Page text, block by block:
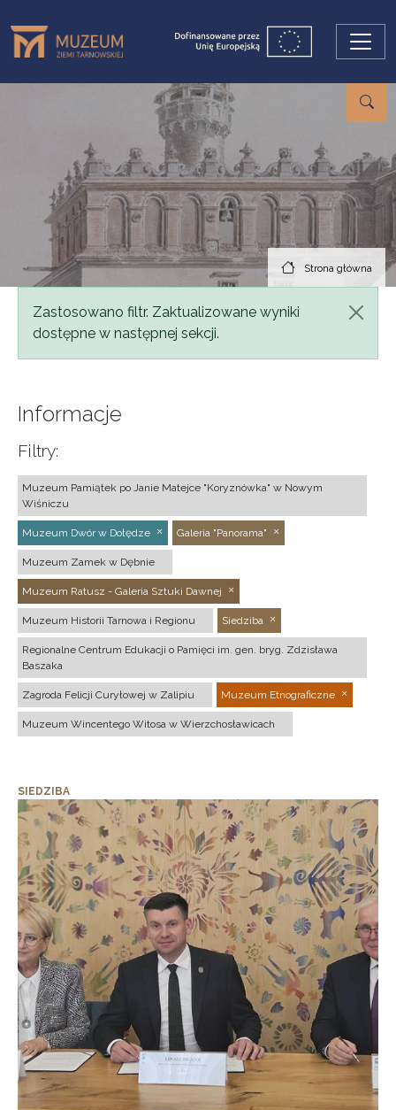
Strona główna
Komunikat
Zastosowano filtr. Zaktualizowane wyniki
dostępne w następnej sekcji.
Informacje
Filtry:
Muzeum Pamiątek po Janie Matejce "Koryznówka" w Nowym
Wiśniczu
Muzeum Dwór w Dołędze Galeria "Panorama"
Muzeum Zamek w Dębnie
Muzeum Ratusz - Galeria Sztuki Dawnej
Muzeum Historii Tarnowa i Regionu Siedziba
Regionalne Centrum Edukacji o Pamięci im. gen. bryg. Zdzisława
Baszaka
Zagroda Felicji Curyłowej w Zalipiu Muzeum Etnograficzne
Muzeum Wincentego Witosa w Wierzchosławicach
SIEDZIBA